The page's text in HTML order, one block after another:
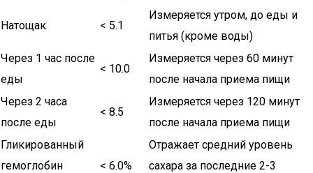
Натощак < 5.1
Измеряется утром, до еды и
питья (кроме воды)
Через 1 час после
еды
< 10.0
Измеряется через 60 минут
после начала приема пищи
Через 2 часа
после еды
< 8.5
Измеряется через 120 минут
после начала приема пищи
Гликированный
гемоглобин
< 6.0%
Отражает средний уровень
сахара за последние 2-3